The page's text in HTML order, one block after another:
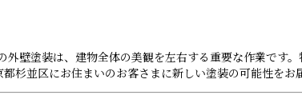
壁塗装は、建物全体の美観を左右する重要な作業です
杉並区にお住まいのお客さまに新しい塗装の可能性をお